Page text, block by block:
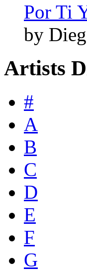
Por Ti
by
Artists
#
A
B
C
D
E
F
G